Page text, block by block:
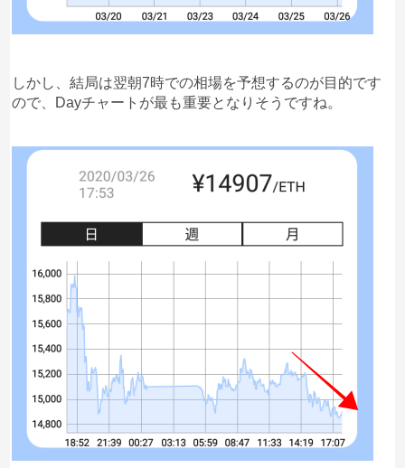
しかし、結局は翌朝7時での相場を予想するのが目的です
ので、Dayチャートが最も重要となりそうですね。